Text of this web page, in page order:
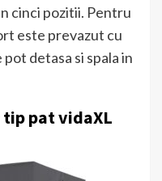
cinci pozitii. Pentru
este prevazut cu
detasa si spala in
pat vidaXL